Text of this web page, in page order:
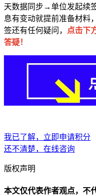
天数据同步→单位发起续
息有变动就提前准备材料
签还有任何疑问，
点击下
答疑！
我已了解，立即申请积分
还不清楚，在线咨询
版权声明
本文仅代表作者观点，不